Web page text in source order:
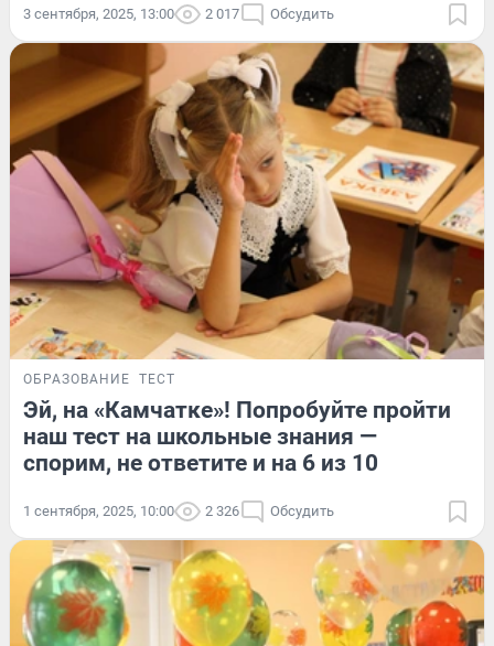
3 сентября, 2025, 13:00 2 017 Обсудить
ОБРАЗОВАНИЕ ТЕСТ
Эй, на «Камчатке»! Попробуйте пройти
наш тест на школьные знания —
спорим, не ответите и на 6 из 10
1 сентября, 2025, 10:00 2 326 Обсудить